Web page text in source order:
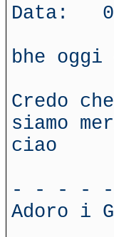
Data:
bhe
Credo
siamo
ciao
- - - -
Adoro i